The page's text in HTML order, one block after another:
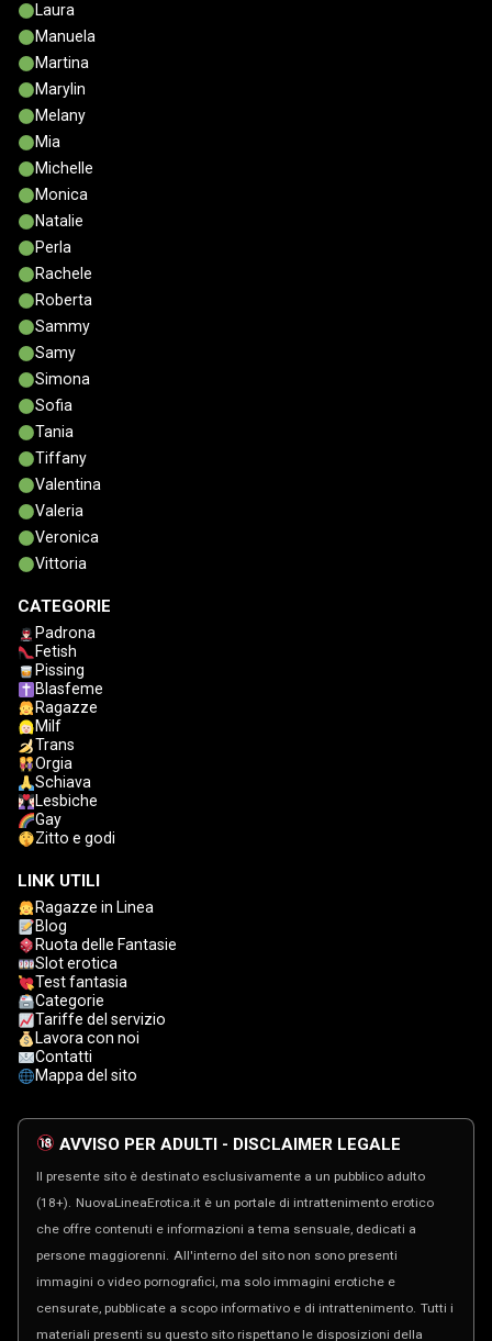
Laura
Manuela
Martina
Marylin
Melany
Mia
Michelle
Monica
Natalie
Perla
Rachele
Roberta
Sammy
Samy
Simona
Sofia
Tania
Tiffany
Valentina
Valeria
Veronica
Vittoria
CATEGORIE
Padrona
Fetish
Pissing
Blasfeme
Ragazze
Milf
Trans
Orgia
Schiava
Lesbiche
Gay
Zitto e godi
LINK UTILI
Ragazze in Linea
Blog
Ruota delle Fantasie
Slot erotica
Test fantasia
Categorie
Tariffe del servizio
Lavora con noi
Contatti
Mappa del sito
AVVISO PER ADULTI - DISCLAIMER LEGALE
Il presente sito è destinato esclusivamente a un pubblico adulto
(18+). NuovaLineaErotica.it è un portale di intrattenimento erotico
che offre contenuti e informazioni a tema sensuale, dedicati a
persone maggiorenni. All'interno del sito non sono presenti
immagini o video pornografici, ma solo immagini erotiche e
censurate, pubblicate a scopo informativo e di intrattenimento. Tutti i
materiali presenti su questo sito rispettano le disposizioni della